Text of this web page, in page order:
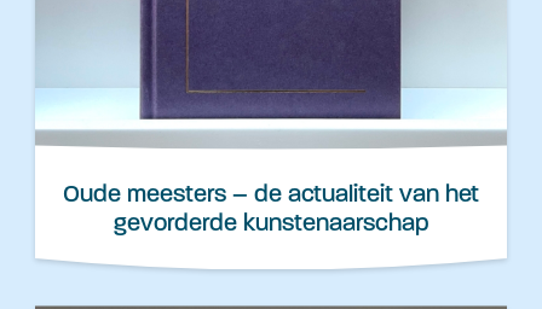
Oude meesters – de actualiteit van het
gevorderde kunstenaarschap